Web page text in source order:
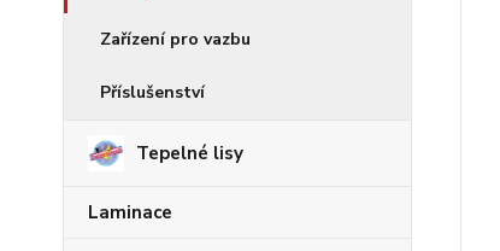
Zařízení pro vazbu
Příslušenství
Tepelné lisy
Laminace